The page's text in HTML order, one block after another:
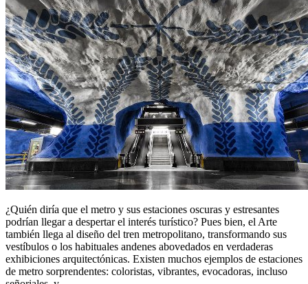
¿Quién diría que el metro y sus estaciones oscuras y estresantes
podrían llegar a despertar el interés turístico? Pues bien, el Arte
también llega al diseño del tren metropolitano, transformando sus
vestíbulos o los habituales andenes abovedados en verdaderas
exhibiciones arquitectónicas. Existen muchos ejemplos de estaciones
de metro sorprendentes: coloristas, vibrantes, evocadoras, incluso